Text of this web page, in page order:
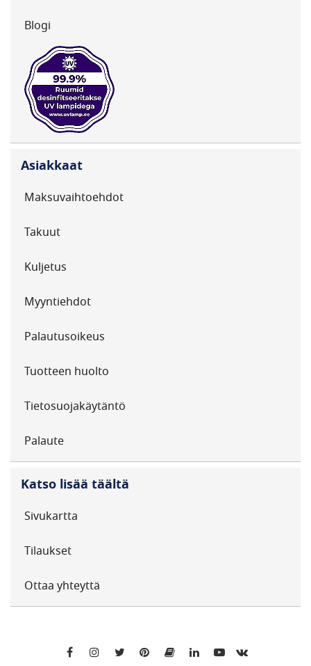
Blogi
Asiakkaat
Maksuvaihtoehdot
Takuut
Kuljetus
Myyntiehdot
Palautusoikeus
Tuotteen huolto
Tietosuojakäytäntö
Palaute
Katso lisää täältä
Sivukartta
Tilaukset
Ottaa yhteyttä